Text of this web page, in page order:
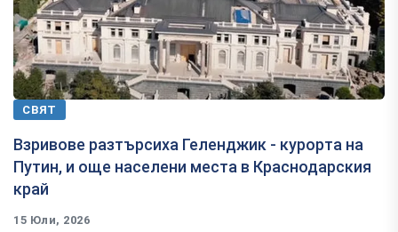
СВЯТ
Взривове разтърсиха Геленджик - курорта на
Путин, и още населени места в Краснодарския
край
15 Юли, 2026